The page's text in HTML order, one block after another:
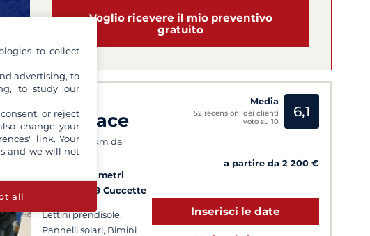
Voglio ricevere il mio preventivo
gratuito
Catspace
Spalato (26 km da
Agana)
12.33 metri
9 Cuccette
Lettini prendisole,
Pannelli solari, Bimini
Media
52 recensioni dei clienti
voto su 10
6,1
a partire da 2 200 €
Inserisci le date
to collect
advertising, to
to study our
or reject
change your
link. Your
and we will not
all